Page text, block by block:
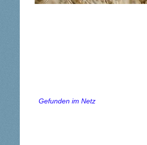
Gefunden im Netz